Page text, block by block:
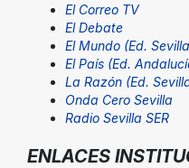
El Correo TV
El Debate
El Mundo (Ed.
El País (Ed.
La Razón (Ed.
Onda Cero Sevilla
Radio Sevilla SER
ENLACES